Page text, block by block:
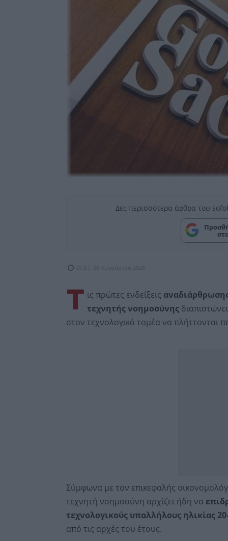
Δες περισσότερα άρθρα του
07:57, 06 Αυγούστου 2025
Τ ις πρώτες ενδείξεις
τεχνητής νοημοσύνης
στον τεχνολογικό τομέα να πλήττονται
Σύμφωνα με τον επικεφαλής
τεχνητή νοημοσύνη αρχίζει ήδη να
τεχνολογικούς υπαλλήλους ηλικίας
από τις αρχές του έτους.